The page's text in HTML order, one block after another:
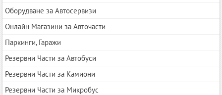
Оборудване за Автосервизи
Онлайн Магазини за Авточасти
Паркинги, Гаражи
Резервни Части за Автобуси
Резервни Части за Камиони
Резервни Части за Микробус